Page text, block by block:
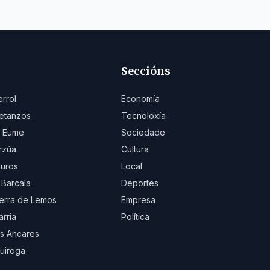
Eume
de Lemos
Ancares
Seccións
Economía
Tecnoloxía
Sociedade
Cultura
Local
Deportes
Empresa
Política